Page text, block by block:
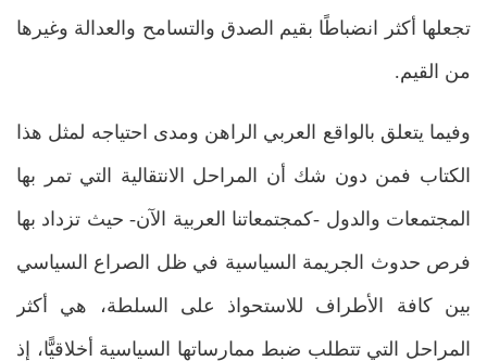
تجعلها أكثر انضباطًا بقيم الصدق والتسامح والعدالة وغيرها
من القيم.
وفيما يتعلق بالواقع العربي الراهن ومدى احتياجه لمثل هذا
الكتاب فمن دون شك أن المراحل الانتقالية التي تمر بها
المجتمعات والدول -كمجتمعاتنا العربية الآن- حيث تزداد بها
فرص حدوث الجريمة السياسية في ظل الصراع السياسي
بين كافة الأطراف للاستحواذ على السلطة، هي أكثر
المراحل التي تتطلب ضبط ممارساتها السياسية أخلاقيًّا، إذ